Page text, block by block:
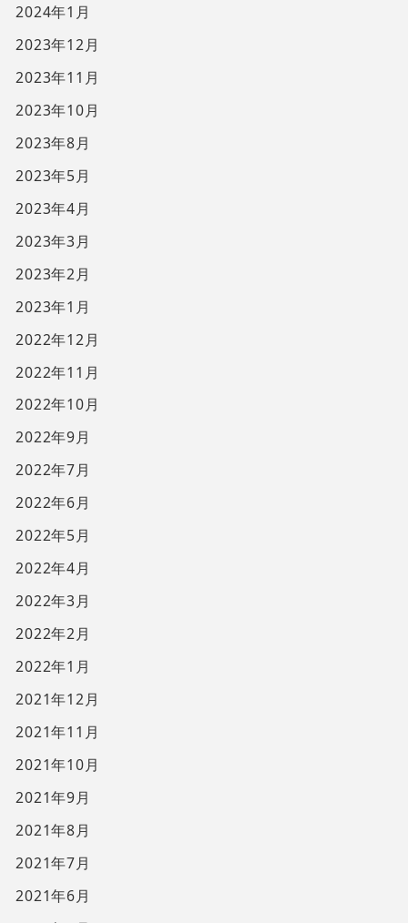
2024年1月
2023年12月
2023年11月
2023年10月
2023年8月
2023年5月
2023年4月
2023年3月
2023年2月
2023年1月
2022年12月
2022年11月
2022年10月
2022年9月
2022年7月
2022年6月
2022年5月
2022年4月
2022年3月
2022年2月
2022年1月
2021年12月
2021年11月
2021年10月
2021年9月
2021年8月
2021年7月
2021年6月